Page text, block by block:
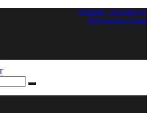
Prihlásiť / Registrovať
Môj zoznam želaní